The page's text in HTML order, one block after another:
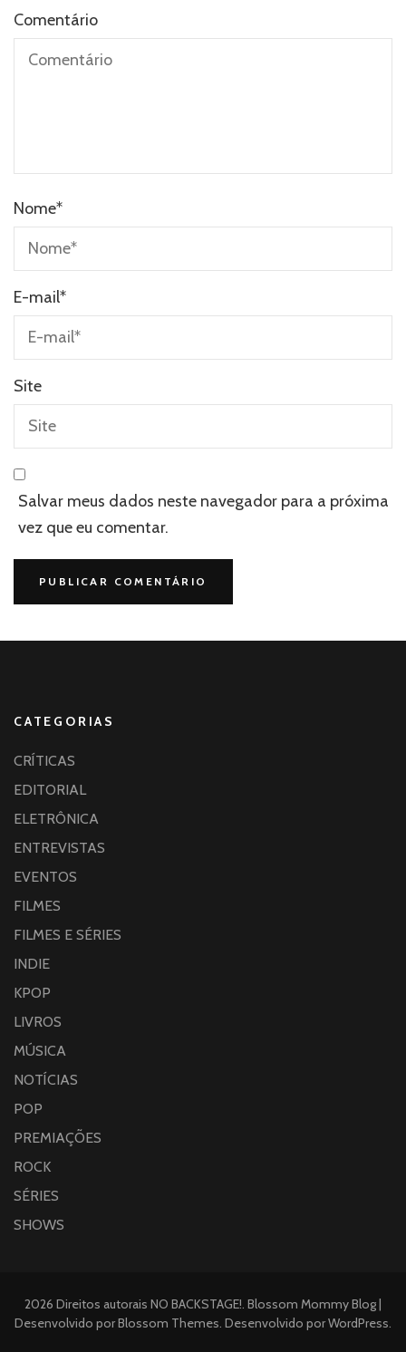
Comentário
Nome*
E-mail*
Site
Salvar meus dados neste navegador para a próxima
vez que eu comentar.
CATEGORIAS
CRÍTICAS
EDITORIAL
ELETRÔNICA
ENTREVISTAS
EVENTOS
FILMES
FILMES E SÉRIES
INDIE
KPOP
LIVROS
MÚSICA
NOTÍCIAS
POP
PREMIAÇÕES
ROCK
SÉRIES
SHOWS
2026 Direitos autorais NO BACKSTAGE!. Blossom Mommy Blog |
Desenvolvido porBlossom Themes. Desenvolvido porWordPress.